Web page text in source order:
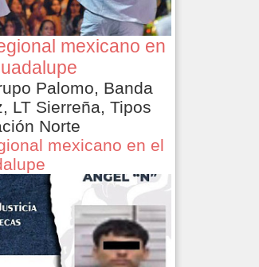
mexicano en
Palomo, Banda
LT Sierreña, Tipos
Norte
mexicano en el